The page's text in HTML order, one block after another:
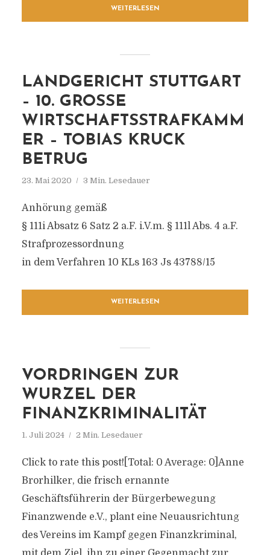
WEITERLESEN
LANDGERICHT STUTTGART
– 10. GROSSE W
IRTSCHAFTSSTRAFKAMME
R – TOBIAS KRUCK B
ETRUG
23. Mai 2020 3 Min. Lesedauer
Anhörung gemäß
§ 111i Absatz 6 Satz 2 a.F. i.V.m. § 111l Abs. 4 a.F.
Strafprozessordnung
in dem Verfahren 10 KLs 163 Js 43788/15
WEITERLESEN
VORDRINGEN ZUR
WURZEL DER
FINANZKRIMINALITÄT
1. Juli 2024 2 Min. Lesedauer
Click to rate this post![Total: 0 Average: 0]Anne
Brorhilker, die frisch ernannte
Geschäftsführerin der Bürgerbewegung
Finanzwende e.V., plant eine Neuausrichtung
des Vereins im Kampf gegen Finanzkriminal,